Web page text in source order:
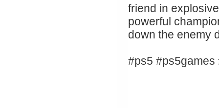
friend in
powerful
down the enemy
#ps5 #ps5games